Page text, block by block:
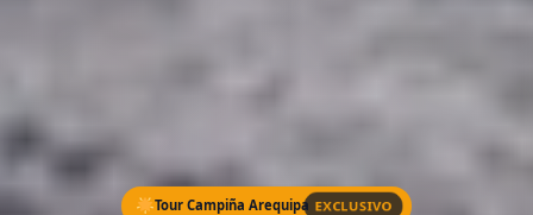
Tour Campiña Arequipa EXCLUSIVO